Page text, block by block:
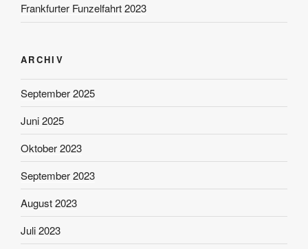
Frankfurter Funzelfahrt 2023
ARCHIV
September 2025
Juni 2025
Oktober 2023
September 2023
August 2023
Juli 2023